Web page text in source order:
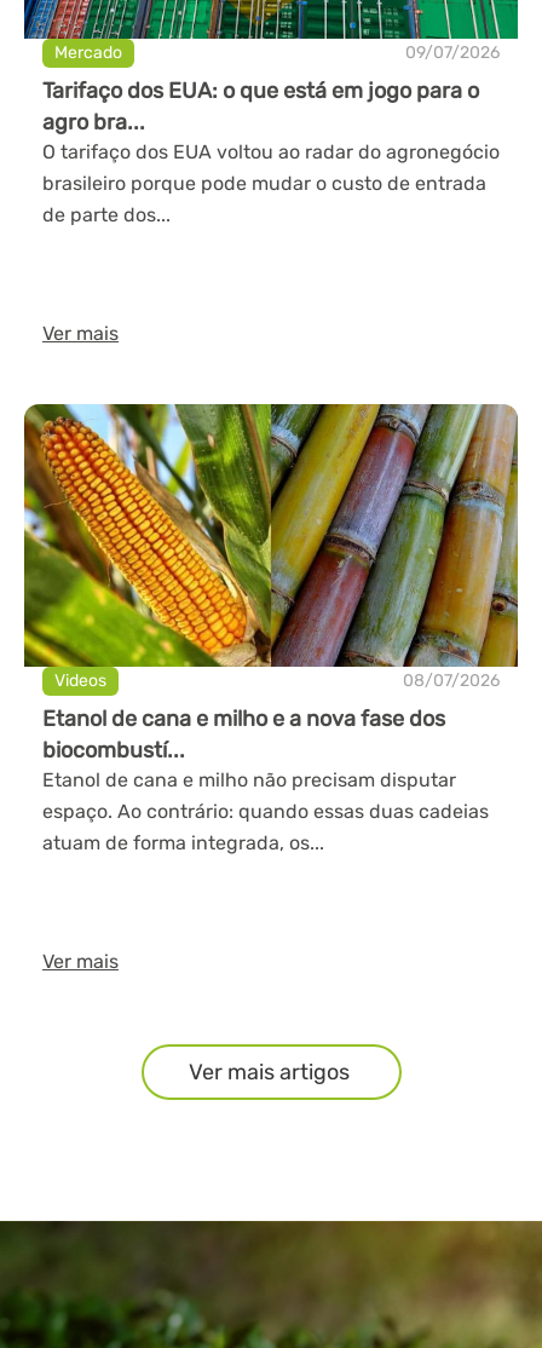
Mercado 09/07/2026
Tarifaço dos EUA: o que está em jogo para o
agro bra...
O tarifaço dos EUA voltou ao radar do agronegócio
brasileiro porque pode mudar o custo de entrada
de parte dos...
Ver mais
Videos 08/07/2026
Etanol de cana e milho e a nova fase dos
biocombustí...
Etanol de cana e milho não precisam disputar
espaço. Ao contrário: quando essas duas cadeias
atuam de forma integrada, os...
Ver mais
Ver mais artigos